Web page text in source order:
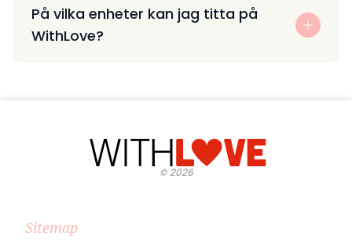
På vilka enheter kan jag titta på
WithLove?
©2026
Sitemap